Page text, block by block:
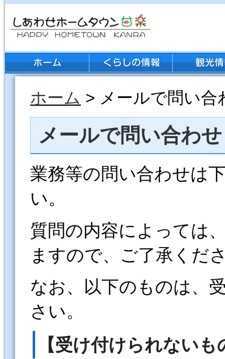
ホーム > メールで問い合
メールで問い合わせ
業務等の問い合わせは
い。
質問の内容によっては
ますので、ご了承くだ
なお、以下のものは、
さい。
【受け付けられないも